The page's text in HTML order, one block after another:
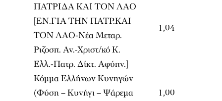
ΠΑΤΡΙΔΑ ΚΑΙ ΤΟΝ ΛΑΟ
[ΕΝ.ΓΙΑ ΤΗΝ ΠΑΤΡ.ΚΑΙ
ΤΟΝ ΛΑΟ-Νέα Μεταρ.
Ριζοσπ. Αν.-Χριστ/κό Κ.
Ελλ.-Πατρ. Δίκτ. Αφύπν.]
1,04
Κόμμα Ελλήνων Κυνηγών
(Φύση – Κυνήγι – Ψάρεμα
1,00